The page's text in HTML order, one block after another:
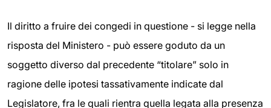
Il diritto a fruire dei congedi in questione - si legge nella
risposta del Ministero - può essere goduto da un
soggetto diverso dal precedente “titolare” solo in
ragione delle ipotesi tassativamente indicate dal
Legislatore, fra le quali rientra quella legata alla presenza